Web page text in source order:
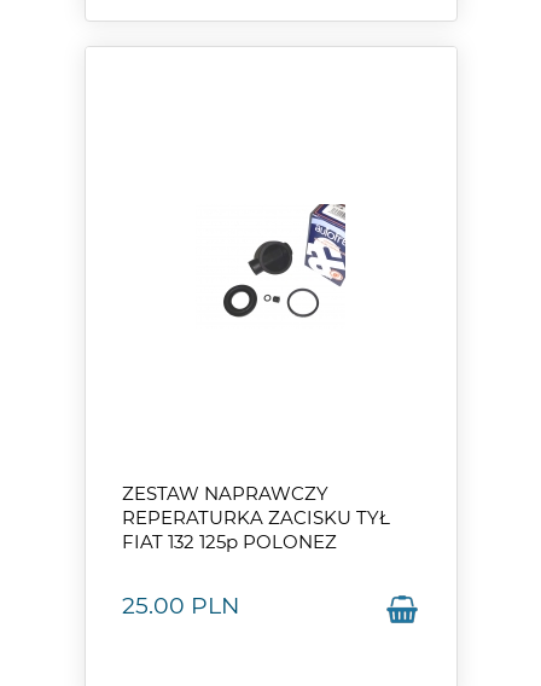
ZESTAW NAPRAWCZY
REPERATURKA ZACISKU TYŁ
FIAT 132 125p POLONEZ
25.00 PLN